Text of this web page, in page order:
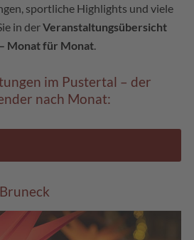
sportliche Highlights und viele
in derVeranstaltungsübersicht
Monat für Monat
im Pustertal – der
nach Monat: